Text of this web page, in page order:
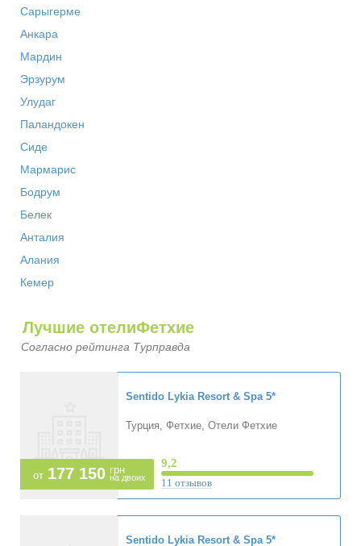
Сарыгерме
Анкара
Мардин
Эрзурум
Улудаг
Паландокен
Сиде
Мармарис
Бодрум
Белек
Анталия
Алания
Кемер
Лучшие отелиФетхие
Согласно рейтинга Турправда
от 177 150 грн
на двоих
Sentido Lykia Resort & Spa 5*
Турция, Фетхие, Отели Фетхие
9,2
11 отзывов
Sentido Lykia Resort & Spa 5*